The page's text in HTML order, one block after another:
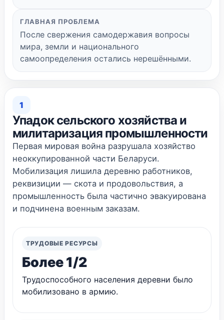
ГЛАВНАЯ ПРОБЛЕМА
После свержения самодержавия вопросы
мира, земли и национального
самоопределения остались нерешёнными.
1
Упадок сельского хозяйства и
милитаризация промышленности
Первая мировая война разрушала хозяйство
неоккупированной части Беларуси.
Мобилизация лишила деревню работников,
реквизиции — скота и продовольствия, а
промышленность была частично эвакуирована
и подчинена военным заказам.
ТРУДОВЫЕ РЕСУРСЫ
Более 1/2
Трудоспособного населения деревни было
мобилизовано в армию.